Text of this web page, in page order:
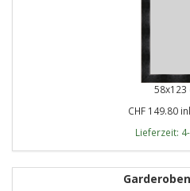
58x123
CHF 149.80
Lieferzeit: